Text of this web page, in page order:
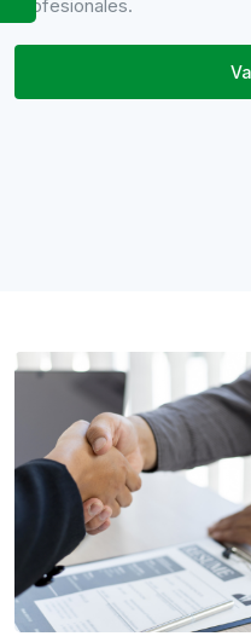
empleos ideales para
Universidad Tecnológica
inscríbete y da el primer